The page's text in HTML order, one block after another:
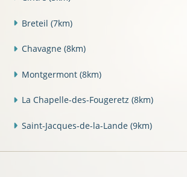
Breteil (7km)
Chavagne (8km)
Montgermont (8km)
La Chapelle-des-Fougeretz (8km)
Saint-Jacques-de-la-Lande (9km)